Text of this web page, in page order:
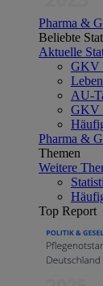
Pharma &
Beliebte
Aktuelle
GKV
AU-
GKV
Pharma &
Themen
Weitere
Top Report